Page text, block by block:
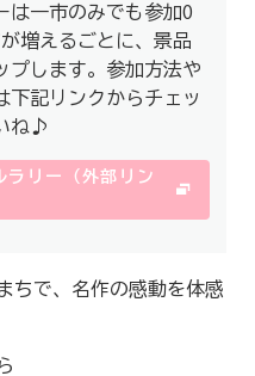
は一市のみでも参加O
増えるごとに、景品
プします。参加方法や
下記リンクからチェッ
ね♪
ラリー（外部リン
ちで、名作の感動を体感